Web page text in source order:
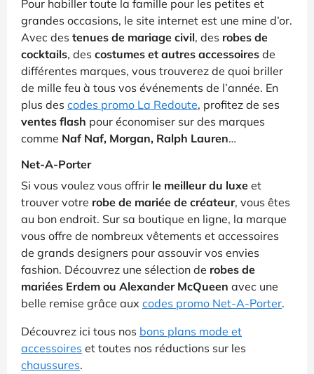
Pour habiller toute la famille pour les petites et
grandes occasions, le site internet est une mine d’or.
Avec des tenues de mariage civil, des robes de
cocktails, des costumes et autres accessoires de
différentes marques, vous trouverez de quoi briller
de mille feu à tous vos événements de l’année. En
plus des codes promo La Redoute, profitez de ses
ventes flash pour économiser sur des marques
comme Naf Naf, Morgan, Ralph Lauren…
Net-A-Porter
Si vous voulez vous offrir le meilleur du luxe et
trouver votre robe de mariée de créateur, vous êtes
au bon endroit. Sur sa boutique en ligne, la marque
vous offre de nombreux vêtements et accessoires
de grands designers pour assouvir vos envies
fashion. Découvrez une sélection de robes de
mariées Erdem ou Alexander McQueen avec une
belle remise grâce aux codes promo Net-A-Porter.
Découvrez ici tous nos bons plans mode et
accessoires et toutes nos réductions sur les
chaussures.